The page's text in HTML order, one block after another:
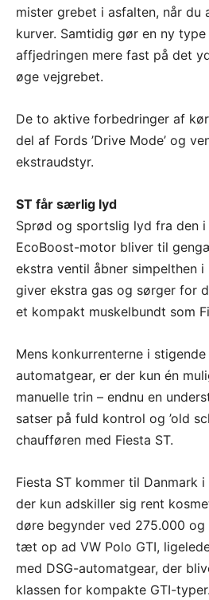
mister grebet i asfalten, når du
kurver. Samtidig gør en ny
affjedringen mere fast på det
øge vejgrebet.
De to aktive forbedringer af
del af Fords ’Drive Mode’ og
ekstraudstyr.
ST får særlig lyd
Sprød og sportslig lyd fra den
EcoBoost-motor bliver til
ekstra ventil åbner simpelthen i
giver ekstra gas og sørger for
et kompakt muskelbundt som
Mens konkurrenterne i
automatgear, er der kun én
manuelle trin – endnu en
satser på fuld kontrol og ’old
chaufføren med Fiesta ST.
Fiesta ST kommer til Danmark
der kun adskiller sig rent
døre begynder ved 275.000
tæt op ad VW Polo GTI,
med DSG-automatgear, der
klassen for kompakte GTI-typer.